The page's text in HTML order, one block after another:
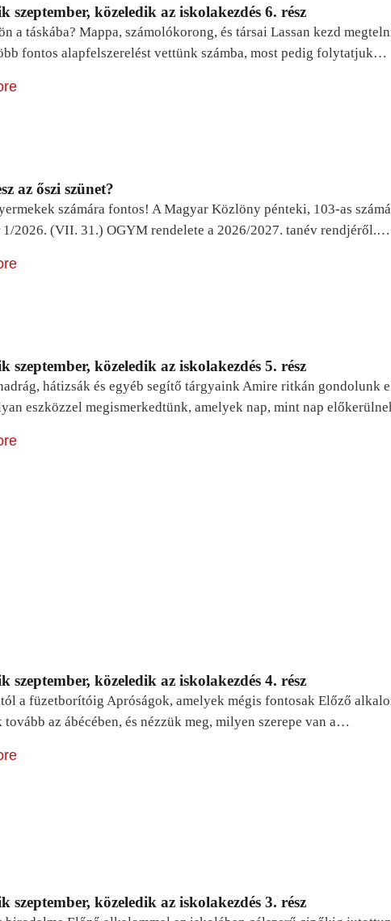
szeptember, közeledik az iskolakezdés 6. rész
a táskába? Mappa, számolókorong, és társai Lassan kezd
fontos alapfelszerelést vettünk számba, most pedig folytatjuk…
az őszi szünet?
számára fontos! A Magyar Közlöny pénteki, 103-as
2026. (VII. 31.) OGYM rendelete a 2026/2027. tanév rendjéről.…
szeptember, közeledik az iskolakezdés 5. rész
hátizsák és egyéb segítő tárgyaink Amire ritkán gondolunk
eszközzel megismerkedtünk, amelyek nap, mint nap
szeptember, közeledik az iskolakezdés 4. rész
a füzetborítóig Apróságok, amelyek mégis fontosak Előző
az ábécében, és nézzük meg, milyen szerepe van a…
szeptember, közeledik az iskolakezdés 3. rész